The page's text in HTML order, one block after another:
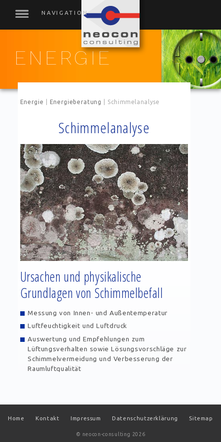
ENERGIE
Energie Energieberatung Schimmelanalyse
Schimmelanalyse
Ursachen und physikalische
Grundlagen von Schimmelbefall
Messung von Innen- und Außentemperatur
Luftfeuchtigkeit und Luftdruck
Auswertung und Empfehlungen zum
Lüftungsverhalten sowie Lösungsvorschläge zur
Schimmelvermeidung und Verbesserung der
Raumluftqualität
Navigation
Home Kontakt Impressum Datenschutzerklärung Sitemap
© neocon-consulting 2026